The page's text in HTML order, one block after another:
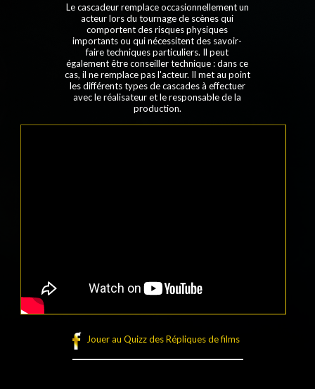
Le cascadeur remplace occasionnellement un
acteur lors du tournage de scènes qui
comportent des risques physiques
importants ou qui nécessitent des savoir-
faire techniques particuliers. Il peut
également être conseiller technique : dans ce
cas, il ne remplace pas l'acteur. Il met au point
les différents types de cascades à effectuer
avec le réalisateur et le responsable de la
production.
Jouer au Quizz des Répliques de films